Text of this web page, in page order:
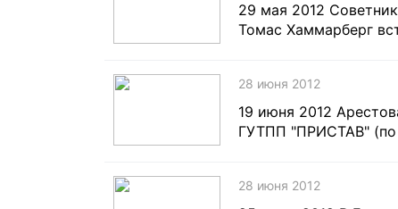
29 мая 2012
Томас Хаммарберг
28 июня 2012
19 июня 2012
ГУТПП "ПРИСТАВ" (по
28 июня 2012